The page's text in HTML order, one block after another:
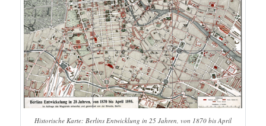
Historische Karte: Berlins Entwicklung in 25 Jahren, von 1870 bis April